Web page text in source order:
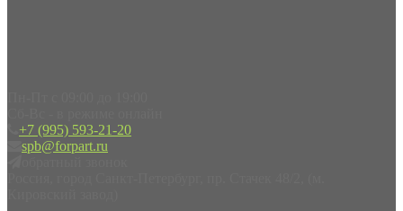
+7 (995) 593-21-20
spb@forpart.ru